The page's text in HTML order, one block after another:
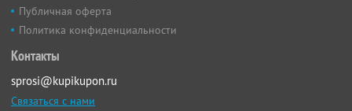
Публичная оферта
Политика конфиденциальности
Контакты
sprosi@kupikupon.ru
Связаться с нами